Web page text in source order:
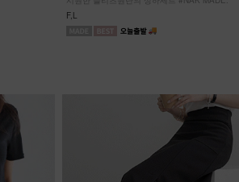
F,L